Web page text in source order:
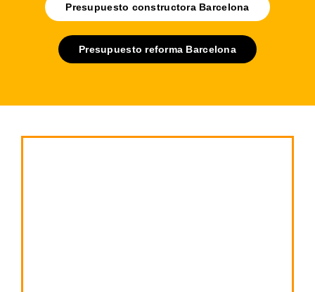
Presupuesto constructora Barcelona
Presupuesto reforma Barcelona